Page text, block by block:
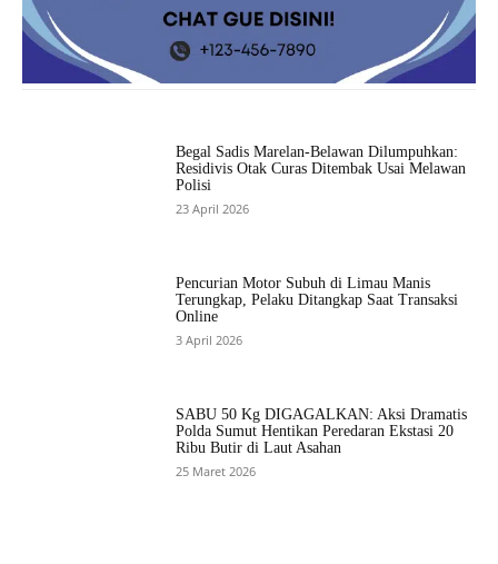
Begal Sadis Marelan-Belawan Dilumpuhkan:
Residivis Otak Curas Ditembak Usai Melawan
Polisi
23 April 2026
Pencurian Motor Subuh di Limau Manis
Terungkap, Pelaku Ditangkap Saat Transaksi
Online
3 April 2026
SABU 50 Kg DIGAGALKAN: Aksi Dramatis
Polda Sumut Hentikan Peredaran Ekstasi 20
Ribu Butir di Laut Asahan
25 Maret 2026